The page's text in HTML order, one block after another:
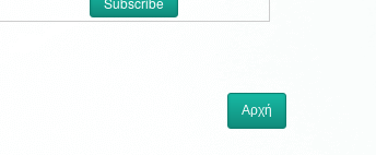
Αρχή